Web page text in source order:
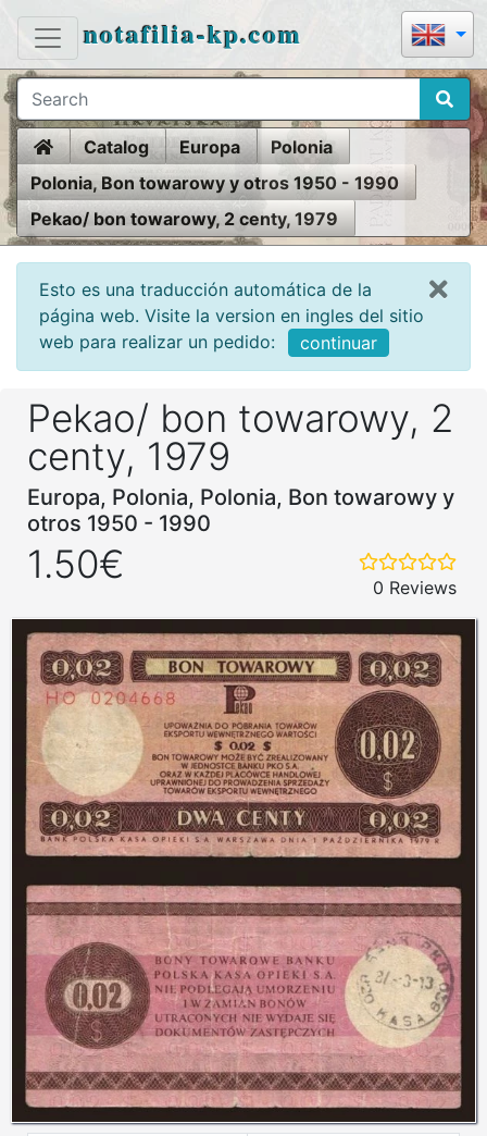
notafilia-kp.com
HomeCatalog Europa
Polonia
Polonia, Bon towarowy y otros 1950 - 1990
Pekao/ bon towarowy, 2 centy, 1979
Esto es una traducción automática de la
página web. Visite la version en ingles del sitio
web para realizar un pedido:
continuar
Pekao/ bon towarowy, 2
centy, 1979
Europa, Polonia, Polonia, Bon towarowy y
otros 1950 - 1990
1.50€
0 Reviews